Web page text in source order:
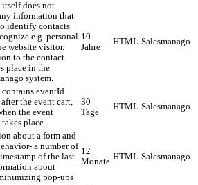
does not
information that
identify contacts
e.g. personal
website visitor.
to the contact
place in the
system.
10
Jahre
HTML Salesmanago
eventId
the event cart,
the event
takes place.
30
Tage
HTML Salesmanago
about a form and
a number of
of the last
about
pop-ups
12
Monate HTML Salesmanago